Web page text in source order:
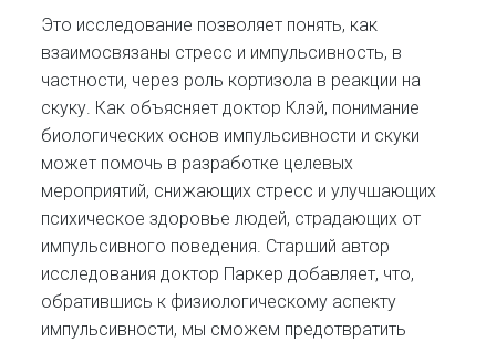
Это исследование позволяет понять, как
взаимосвязаны стресс и импульсивность, в
частности, через роль кортизола в реакции на
скуку. Как объясняет доктор Клэй, понимание
биологических основ импульсивности и скуки
может помочь в разработке целевых
мероприятий, снижающих стресс и улучшающих
психическое здоровье людей, страдающих от
импульсивного поведения. Старший автор
исследования доктор Паркер добавляет, что,
обратившись к физиологическому аспекту
импульсивности, мы сможем предотвратить